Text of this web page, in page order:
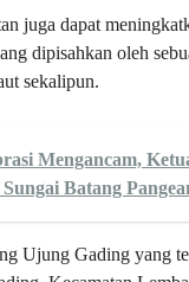
juga dapat
dipisahkan oleh
sekalipun.
Mengancam,
Batang
Ujung Gading yang